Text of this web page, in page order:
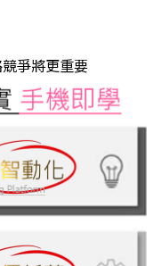
爭將更重要